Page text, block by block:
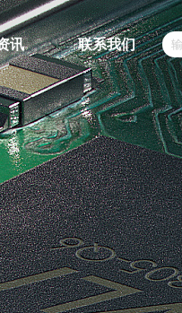
讯 联系我们